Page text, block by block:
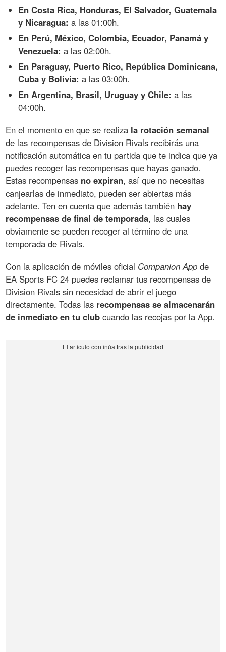
En Costa Rica, Honduras, El Salvador, Guatemala
y Nicaragua: a las 01:00h.
En Perú, México, Colombia, Ecuador, Panamá y
Venezuela: a las 02:00h.
En Paraguay, Puerto Rico, República Dominicana,
Cuba y Bolivia: a las 03:00h.
En Argentina, Brasil, Uruguay y Chile: a las
04:00h.
En el momento en que se realiza la rotación semanal
de las recompensas de Division Rivals recibirás una
notificación automática en tu partida que te indica que ya
puedes recoger las recompensas que hayas ganado.
Estas recompensas no expiran, así que no necesitas
canjearlas de inmediato, pueden ser abiertas más
adelante. Ten en cuenta que además también hay
recompensas de final de temporada, las cuales
obviamente se pueden recoger al término de una
temporada de Rivals.
Con la aplicación de móviles oficial Companion App de
EA Sports FC 24 puedes reclamar tus recompensas de
Division Rivals sin necesidad de abrir el juego
directamente. Todas las recompensas se almacenarán
de inmediato en tu club cuando las recojas por la App.